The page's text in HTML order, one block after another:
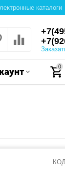
каталоги
0